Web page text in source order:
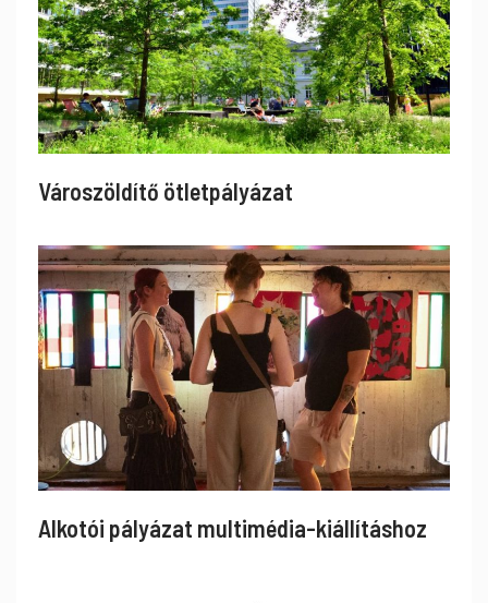
Városzöldítő ötletpályázat
Alkotói pályázat multimédia-kiállításhoz